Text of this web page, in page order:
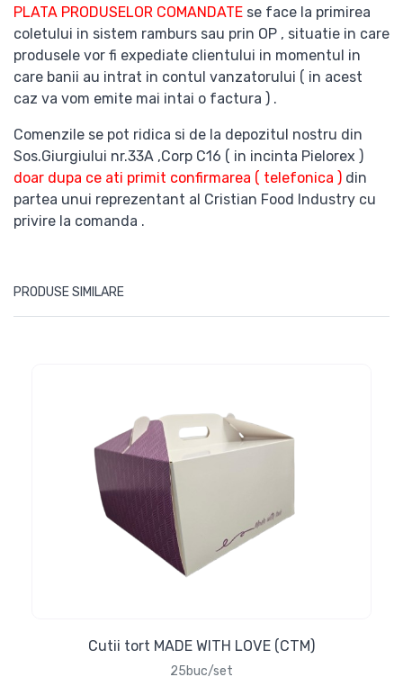
PLATA PRODUSELOR COMANDATE se face la primirea
coletului in sistem ramburs sau prin OP , situatie in care
produsele vor fi expediate clientului in momentul in
care banii au intrat in contul vanzatorului ( in acest
caz va vom emite mai intai o factura ) .
Comenzile se pot ridica si de la depozitul nostru din
Sos.Giurgiului nr.33A ,Corp C16 ( in incinta Pielorex )
doar dupa ce ati primit confirmarea ( telefonica ) din
partea unui reprezentant al Cristian Food Industry cu
privire la comanda .
PRODUSE SIMILARE
Cutii tort MADE WITH LOVE (CTM)
25buc/set